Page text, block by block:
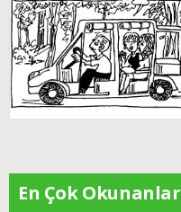
En Çok Okunanlar